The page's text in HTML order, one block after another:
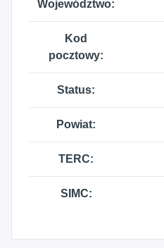
Województwo:
Kod
pocztowy:
Status:
Powiat:
TERC:
SIMC: